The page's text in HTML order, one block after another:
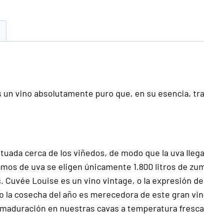
vino absolutamente puro que, en su esencia,
cerca de los viñedos, de modo que la uva
de uva se eligen únicamente 1.800 litros de
Louise es un vino vintage, o la expresión
cosecha del año es merecedora de este gran
en nuestras cavas a temperatura